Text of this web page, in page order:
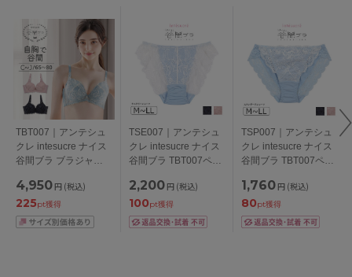
TBT007｜アンテシュ
クレ intesucre ナイス
谷間ブラ ブラジャー
イク CDEFGHIJカッ
プ アンダー
65/70/75/80cm
4,950 円 (税込)
225pt獲得
TSE007｜アンテシュ
クレ intesucre ナイス
谷間ブラ TBT007ペア
リー サニタリーショ
ーツ 総レース M/L/LL
2,200 円 (税込)
100pt獲得
TSP007｜アンテシュ
クレ intesucre ナイス
谷間ブラ TBT007ペア
M/L/LL
1,760 円 (税込)
80pt獲得